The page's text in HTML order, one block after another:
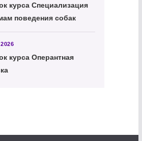
курса Специализация
поведения собак
курса Оперантная